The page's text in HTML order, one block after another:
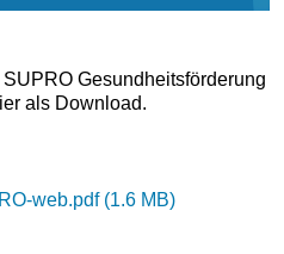
Gesundheitsförderung
als Download.
web.pdf(1.6 MB)